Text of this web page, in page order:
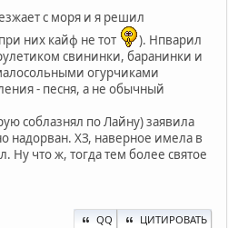
с моря и я решил
них кайф не тот
). Нпварил
свининки, баранинки и
огурчиками
- песня, а не обычный
соблазнял по Лайну) заявила
надорван. ХЗ, наверное имела в
Ну что ж, тогда тем более святое
QQ ЦИТИРОВАТЬ